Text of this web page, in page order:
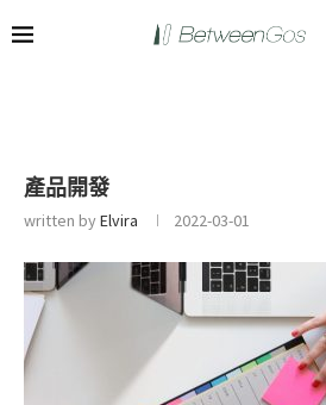
產品開發
written byElvira 2022-03-01